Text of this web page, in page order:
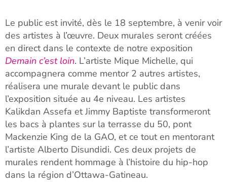
Le public est invité, dès le 18 septembre, à venir voir
des artistes à l’œuvre. Deux murales seront créées
en direct dans le contexte de notre exposition
Demain c’est loin. L’artiste Mique Michelle, qui
accompagnera comme mentor 2 autres artistes,
réalisera une murale devant le public dans
l’exposition située au 4e niveau. Les artistes
Kalikdan Assefa et Jimmy Baptiste transformeront
les bacs à plantes sur la terrasse du 50, pont
Mackenzie King de la GAO, et ce tout en mentorant
l’artiste Alberto Disundidi. Ces deux projets de
murales rendent hommage à l’histoire du hip-hop
dans la région d’Ottawa-Gatineau.